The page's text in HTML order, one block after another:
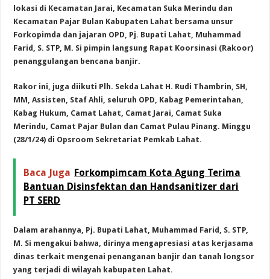
lokasi di Kecamatan Jarai, Kecamatan Suka Merindu dan
Kecamatan Pajar Bulan Kabupaten Lahat bersama unsur
Forkopimda dan jajaran OPD, Pj. Bupati Lahat, Muhammad
Farid, S. STP, M. Si pimpin langsung Rapat Koorsinasi (Rakoor)
penanggulangan bencana banjir.
Rakor ini, juga diikuti Plh. Sekda Lahat H. Rudi Thambrin, SH,
MM, Assisten, Staf Ahli, seluruh OPD, Kabag Pemerintahan,
Kabag Hukum, Camat Lahat, Camat Jarai, Camat Suka
Merindu, Camat Pajar Bulan dan Camat Pulau Pinang. Minggu
(28/1/24) di Opsroom Sekretariat Pemkab Lahat.
Baca Juga Forkompimcam Kota Agung Terima
Bantuan Disinsfektan dan Handsanitizer dari
PT SERD
Dalam arahannya, Pj. Bupati Lahat, Muhammad Farid, S. STP,
M. Si mengakui bahwa, dirinya mengapresiasi atas kerjasama
dinas terkait mengenai penanganan banjir dan tanah longsor
yang terjadi di wilayah kabupaten Lahat.